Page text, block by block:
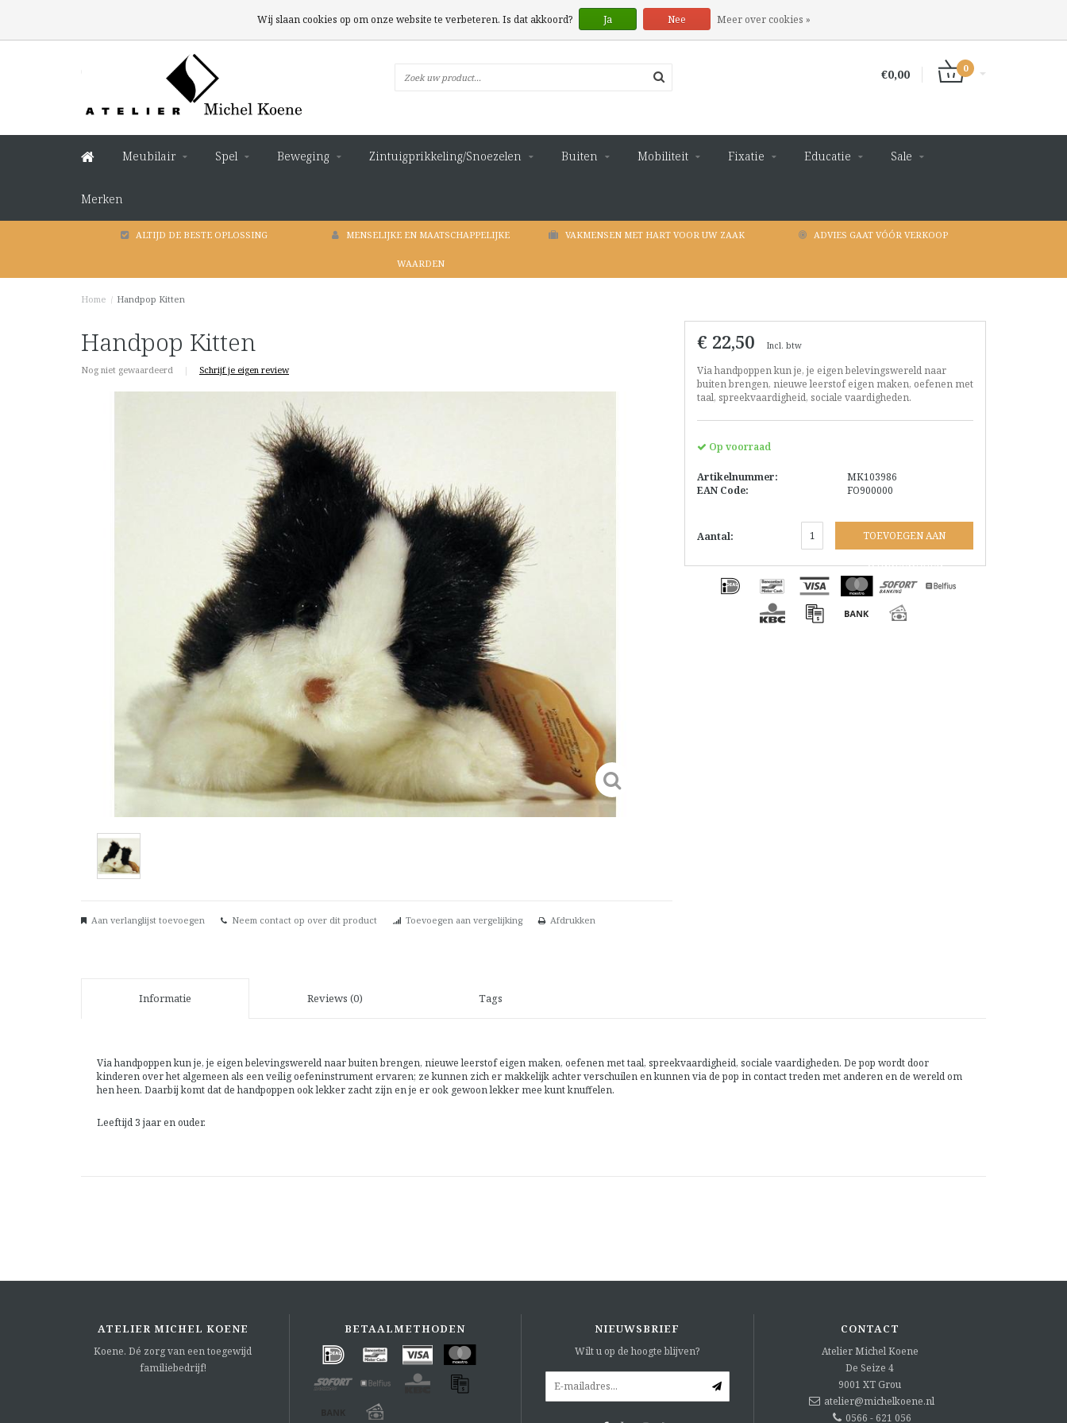
€0,00 0
Meubilair Spel Beweging Zintuigprikkeling/Snoezelen Buiten Mobiliteit Fixatie Educatie Sale
Merken
ALTIJD DE BESTE OPLOSSING MENSELIJKE EN MAATSCHAPPELIJKE
WAARDEN
VAKMENSEN MET HART VOOR UW ZAAK ADVIES GAAT VÓÓR VERKOOP
Home / Handpop Kitten
Handpop Kitten
Nog niet gewaardeerd | Schrijf je eigen review
Aan verlanglijst toevoegen Neem contact op over dit product Toevoegen aan vergelijking Afdrukken
€ 22,50 Incl. btw
Via handpoppen kun je, je eigen belevingswereld naar
buiten brengen, nieuwe leerstof eigen maken, oefenen met
taal, spreekvaardigheid, sociale vaardigheden.
Op voorraad
Artikelnummer:
MK103986
EAN Code:
FO900000
Aantal: TOEVOEGEN AAN
WINKELWAGEN
Informatie Reviews (0) Tags
Via handpoppen kun je, je eigen belevingswereld naar buiten brengen, nieuwe leerstof eigen maken, oefenen met taal, spreekvaardigheid, sociale vaardigheden. De pop wordt door
kinderen over het algemeen als een veilig oefeninstrument ervaren; ze kunnen zich er makkelijk achter verschuilen en kunnen via de pop in contact treden met anderen en de wereld om
hen heen. Daarbij komt dat de handpoppen ook lekker zacht zijn en je er ook gewoon lekker mee kunt knuffelen.
Leeftijd 3 jaar en ouder.
ATELIER MICHEL KOENE
Koene. Dé zorg van een toegewijd
familiebedrijf!
BETAALMETHODEN NIEUWSBRIEF
Wilt u op de hoogte blijven?
CONTACT
Atelier Michel Koene
De Seize 4
9001 XT Grou
atelier@michelkoene.nl
0566 - 621 056
Wij slaan cookies op om onze website te verbeteren. Is dat akkoord? Ja Nee Meer over cookies »